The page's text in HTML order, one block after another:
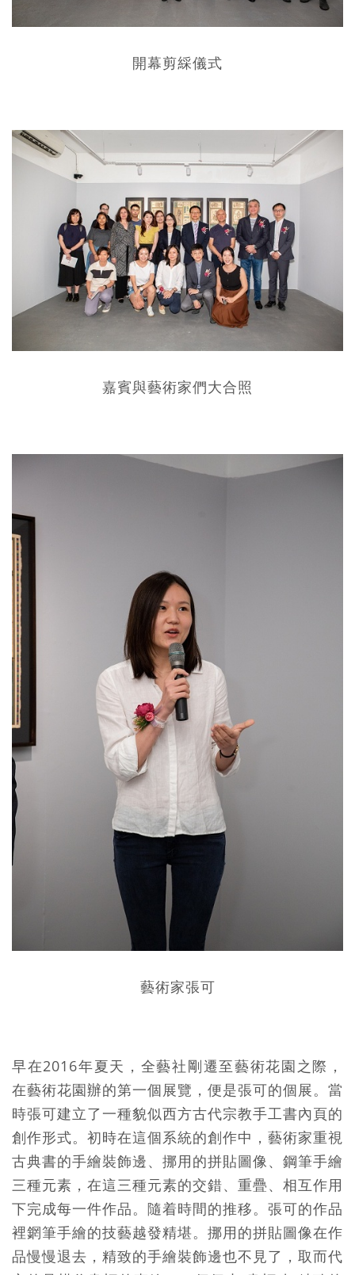
開幕剪綵儀式
嘉賓與藝術家們大合照
藝術家張可
早在2016年夏天，全藝社剛遷至藝術花園之際，
在藝術花園辦的第一個展覽，便是張可的個展。當
時張可建立了一種貌似西方古代宗教手工書內頁的
創作形式。初時在這個系統的創作中，藝術家重視
古典書的手繪裝飾邊、挪用的拼貼圖像、鋼筆手繪
三種元素，在這三種元素的交錯、重疊、相互作用
下完成每一件作品。隨着時間的推移。張可的作品
裡龬筆手繪的技藝越發精堪。挪用的拼貼圖像在作
品慢慢退去，精致的手繪裝飾邊也不見了，取而代